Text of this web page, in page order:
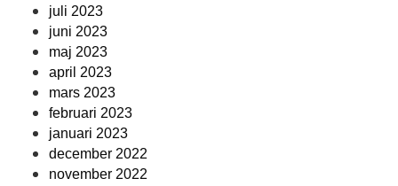
juli 2023
juni 2023
maj 2023
april 2023
mars 2023
februari 2023
januari 2023
december 2022
november 2022